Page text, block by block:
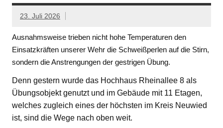
23. Juli 2026
Ausnahmsweise trieben nicht hohe Temperaturen den
Einsatzkräften unserer Wehr die Schweißperlen auf die Stirn,
sondern die Anstrengungen der gestrigen Übung.
Denn gestern wurde das Hochhaus Rheinallee 8 als
Übungsobjekt genutzt und im Gebäude mit 11 Etagen,
welches zugleich eines der höchsten im Kreis Neuwied
ist, sind die Wege nach oben weit.